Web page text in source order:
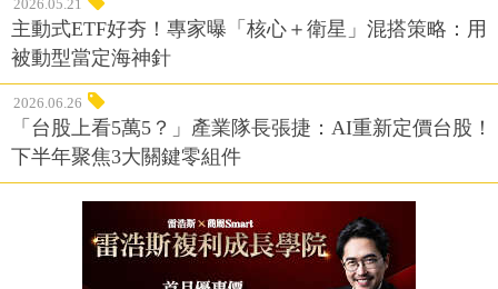
2026.05.21
主動式ETF好夯！專家曝「核心＋衛星」混搭策略：用
被動型當定海神針
2026.06.26
「台股上看5萬5？」產業隊長張捷：AI重新定價台股！
下半年聚焦3大關鍵零組件